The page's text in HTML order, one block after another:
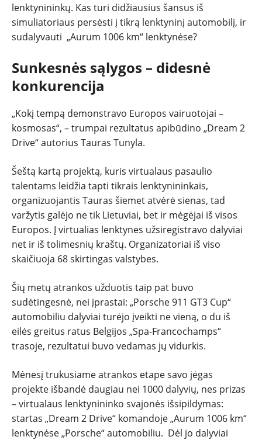
NAUDOTI
SPORTAS
PATARIMAI
ĮVAIRENYBĖS
lenktynininkų. Kas turi didžiausius šansus iš
simuliatoriaus persėsti į tikrą lenktyninį automobilį, ir
sudalyvauti „Aurum 1006 km“ lenktynėse?
Sunkesnės sąlygos – didesnė
konkurencija
„Kokį tempą demonstravo Europos vairuotojai –
kosmosas“, – trumpai rezultatus apibūdino „Dream 2
Drive“ autorius Tauras Tunyla.
Šeštą kartą projektą, kuris virtualaus pasaulio
talentams leidžia tapti tikrais lenktynininkais,
organizuojantis Tauras šiemet atvėrė sienas, tad
varžytis galėjo ne tik Lietuviai, bet ir mėgėjai iš visos
Europos. Į virtualias lenktynes užsiregistravo dalyviai
net ir iš tolimesnių kraštų. Organizatoriai iš viso
skaičiuoja 68 skirtingas valstybes.
Šių metų atrankos užduotis taip pat buvo
sudėtingesnė, nei įprastai: „Porsche 911 GT3 Cup“
automobiliu dalyviai turėjo įveikti ne vieną, o du iš
eilės greitus ratus Belgijos „Spa-Francochamps“
trasoje, rezultatui buvo vedamas jų vidurkis.
Mėnesį trukusiame atrankos etape savo jėgas
projekte išbandė daugiau nei 1000 dalyvių, nes prizas
– virtualaus lenktynininko svajonės išsipildymas:
startas „Dream 2 Drive“ komandoje „Aurum 1006 km“
lenktynėse „Porsche“ automobiliu. Dėl jo dalyviai